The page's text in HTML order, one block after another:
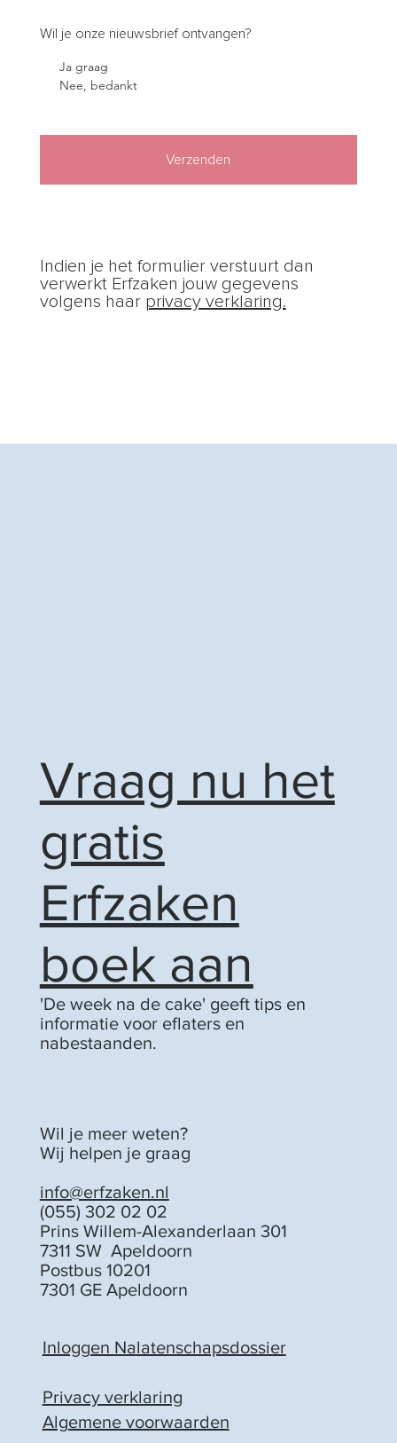
Wil je onze nieuwsbrief ontvangen?
Ja graag
Nee, bedankt
Verzenden
Indien je het formulier verstuurt dan
verwerkt Erfzaken jouw gegevens
volgens haar privacy verklaring.
Wil je meer weten?
Wij helpen je graag
info@erfzaken.nl
(055) 302 02 02
Prins Willem-Alexanderlaan 301
7311 SW Apeldoorn
Postbus 10201
7301 GE Apeldoorn
Vraag nu het
gratis
Erfzaken
boek aan
'De week na de cake' geeft tips en
informatie voor eflaters en
nabestaanden.
Inloggen Nalatenschapsdossier
Privacy verklaring
Algemene voorwaarden